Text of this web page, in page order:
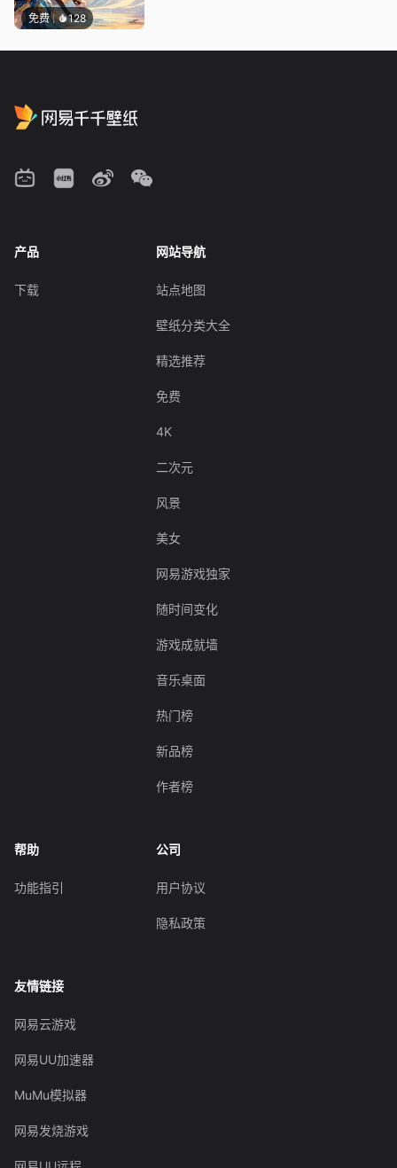
免费 128
产品
下载
网站导航
站点地图
壁纸分类大全
精选推荐
免费
4K
二次元
风景
美女
网易游戏独家
随时间变化
游戏成就墙
音乐桌面
热门榜
新品榜
作者榜
帮助
功能指引
公司
用户协议
隐私政策
友情链接
网易云游戏
网易UU加速器
MuMu模拟器
网易发烧游戏